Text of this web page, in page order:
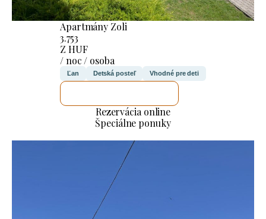
Apartmány Zoli
3.753
Z HUF
/ noc / osoba
Ľan Detská posteľ Vhodné pre deti
Rezervácia online
Špeciálne ponuky